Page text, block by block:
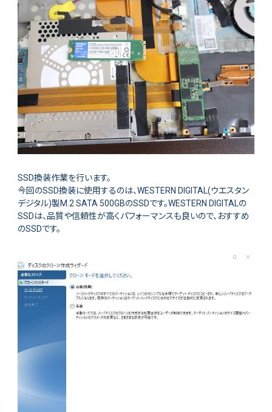
SSD換装作業を行います。
今回のSSD換装に使用するのは、WESTERN DIGITAL(ウエスタン
デジタル)製M.2 SATA 500GBのSSDです。WESTERN DIGITALの
SSDは、品質や信頼性が高くパフォーマンスも良いので、おすすめ
のSSDです。